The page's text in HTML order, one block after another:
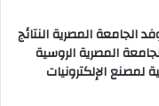
الجامعة المصرية النتائج
المصرية الروسية
لمصنع الإلكترونيات